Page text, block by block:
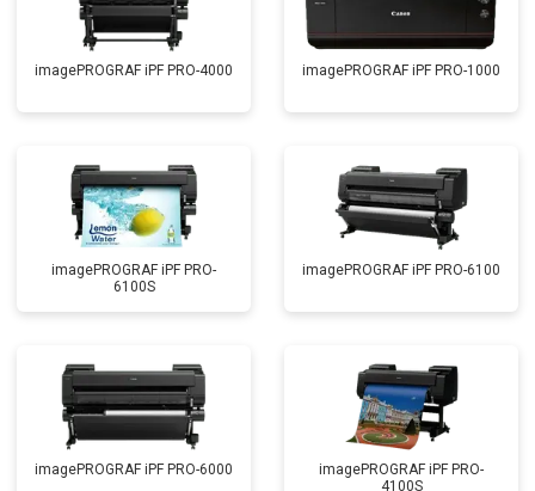
imagePROGRAF iPF PRO-4000 imagePROGRAF iPF PRO-1000
imagePROGRAF iPF PRO-
6100S
imagePROGRAF iPF PRO-6100
imagePROGRAF iPF PRO-6000
imagePROGRAF iPF PRO-
4100S